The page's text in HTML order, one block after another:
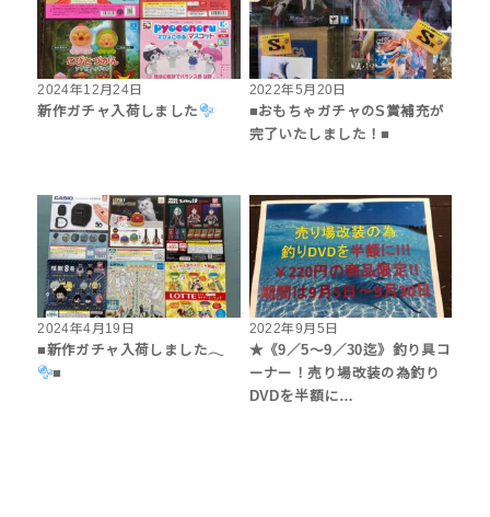
2024年12月24日
新作ガチャ入荷しました
2022年5月20日
■おもちゃガチャのS賞補充が
完了いたしました！■
2024年4月19日
■新作ガチャ入荷しました𓂃
■
2022年9月5日
★《9／5〜9／30迄》釣り具コ
ーナー！売り場改装の為釣り
DVDを半額に…